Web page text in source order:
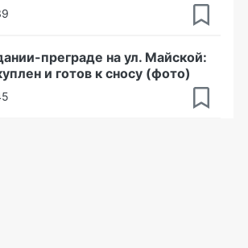
преграде на ул. Майской:
и готов к сносу (фото)